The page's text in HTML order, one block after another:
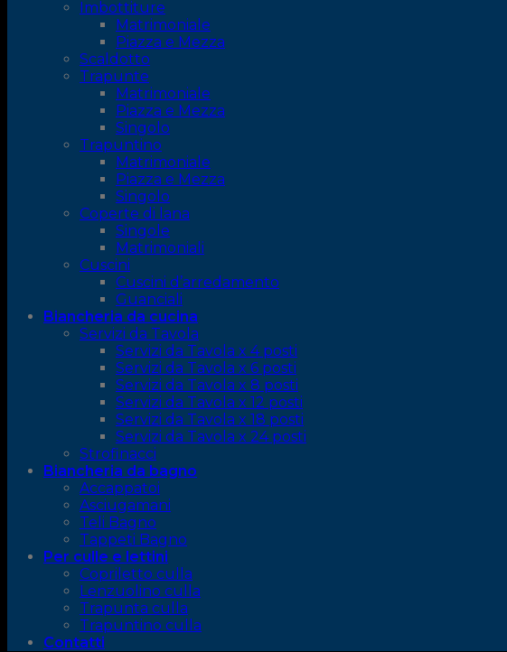
Imbottiture
Matrimoniale
Piazza e Mezza
Scaldotto
Trapunte
Matrimoniale
Piazza e Mezza
Singolo
Trapuntino
Matrimoniale
Piazza e Mezza
Singolo
Coperte di lana
Singole
Matrimoniali
Cuscini
Cuscini d’arredamento
Guanciali
Biancheria da cucina
Servizi da Tavola
Servizi da Tavola x 4 posti
Servizi da Tavola x 6 posti
Servizi da Tavola x 8 posti
Servizi da Tavola x 12 posti
Servizi da Tavola x 18 posti
Servizi da Tavola x 24 posti
Strofinacci
Biancheria da bagno
Accappatoi
Asciugamani
Teli Bagno
Tappeti Bagno
Per culle e lettini
Copriletto culla
Lenzuolino culla
Trapunta culla
Trapuntino culla
Contatti